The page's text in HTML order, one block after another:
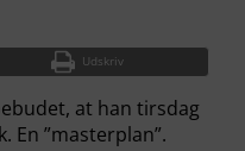
Udskriv
at han tirsdag
”masterplan”.